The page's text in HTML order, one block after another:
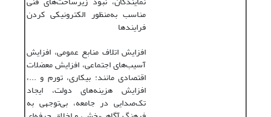
مناسب به‌منظور الکترونیکی کردن
فرایندها
افزایش اتلاف منابع عمومی، افزایش
آسیب‌های اجتماعی، افزایش معضلات
اقتصادی مانند: بیکاری، تورم و ...،
افزایش هزینه‌های دولت، ایجاد
تک‌صدایی در جامعه، بی‌توجهی به